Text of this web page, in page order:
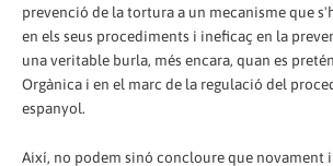
prevenció de la tortura a un mecanisme que
en els seus procediments i ineficaç en la
una veritable burla, més encara, quan es
Orgànica i en el marc de la regulació del
espanyol.
Així, no podem sinó concloure que novament